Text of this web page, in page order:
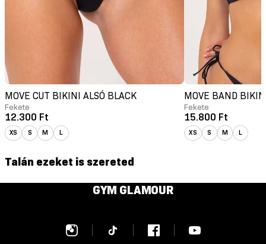
MOVE CUT BIKINI ALSÓ BLACK
Fekete
12.300 Ft
XS S M L
MOVE BAND
Fekete
15.800 Ft
XS S M L
Talán ezeket is szereted
GYM GLAMOUR